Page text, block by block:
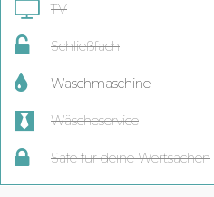
TV
Schließfach
Waschmaschine
Wäscheservice
Safe für deine Wertsachen